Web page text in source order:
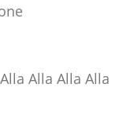
Alla Alla Alla